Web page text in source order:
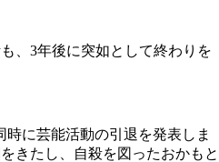
、3年後に突如として終わりを
時に芸能活動の引退を発表しま
きたし、自殺を図ったおかもと